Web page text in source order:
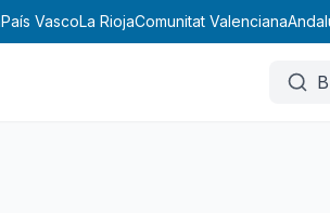
País VascoLa RiojaComunitat Valenciana